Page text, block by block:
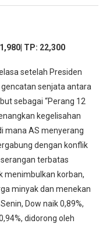
TP: 22,300
setelah Presiden
senjata antara
sebagai “Perang 12
kegelisahan
mana AS menyerang
dengan konflik
terbatas
menimbulkan korban,
minyak dan menekan
Dow naik 0,89%,
didorong oleh